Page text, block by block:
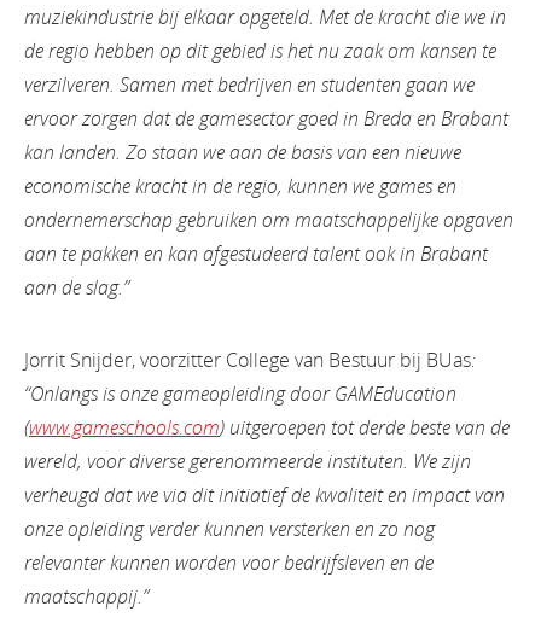
muziekindustrie bij elkaar opgeteld. Met de kracht die we in
de regio hebben op dit gebied is het nu zaak om kansen te
verzilveren. Samen met bedrijven en studenten gaan we
ervoor zorgen dat de gamesector goed in Breda en Brabant
kan landen. Zo staan we aan de basis van een nieuwe
economische kracht in de regio, kunnen we games en
ondernemerschap gebruiken om maatschappelijke opgaven
aan te pakken en kan afgestudeerd talent ook in Brabant
aan de slag.”
Jorrit Snijder, voorzitter College van Bestuur bij BUas:
“Onlangs is onze gameopleiding door GAMEducation
(www.gameschools.com) uitgeroepen tot derde beste van de
wereld, voor diverse gerenommeerde instituten. We zijn
verheugd dat we via dit initiatief de kwaliteit en impact van
onze opleiding verder kunnen versterken en zo nog
relevanter kunnen worden voor bedrijfsleven en de
maatschappij.”